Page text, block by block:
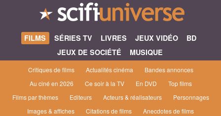
FILMS SÉRIES TV LIVRES JEUX VIDÉO
BD
JEUX DE SOCIÉTÉ
MUSIQUE
Critiques de films Actualités cinéma
Bandes annonces
Au ciné en 2026
Ce soir à la TV En DVD
Top films
Films par thèmes
Editeurs Acteurs & réalisateurs
Personnages
Images & affiches
Citations de films
Anecdotes de films